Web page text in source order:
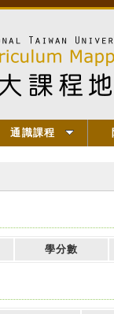
通識課程
學分數